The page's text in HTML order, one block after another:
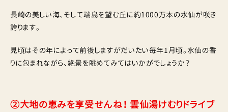
長崎の美しい海、そして端島を望む丘に約1000万本の水仙が咲き
誇ります。
見頃はその年によって前後しますがだいたい毎年1月頃。水仙の香
りに包まれながら、絶景を眺めてみてはいかがでしょうか？
②大地の恵みを享受せんね！ 雲仙湯けむりドライブ